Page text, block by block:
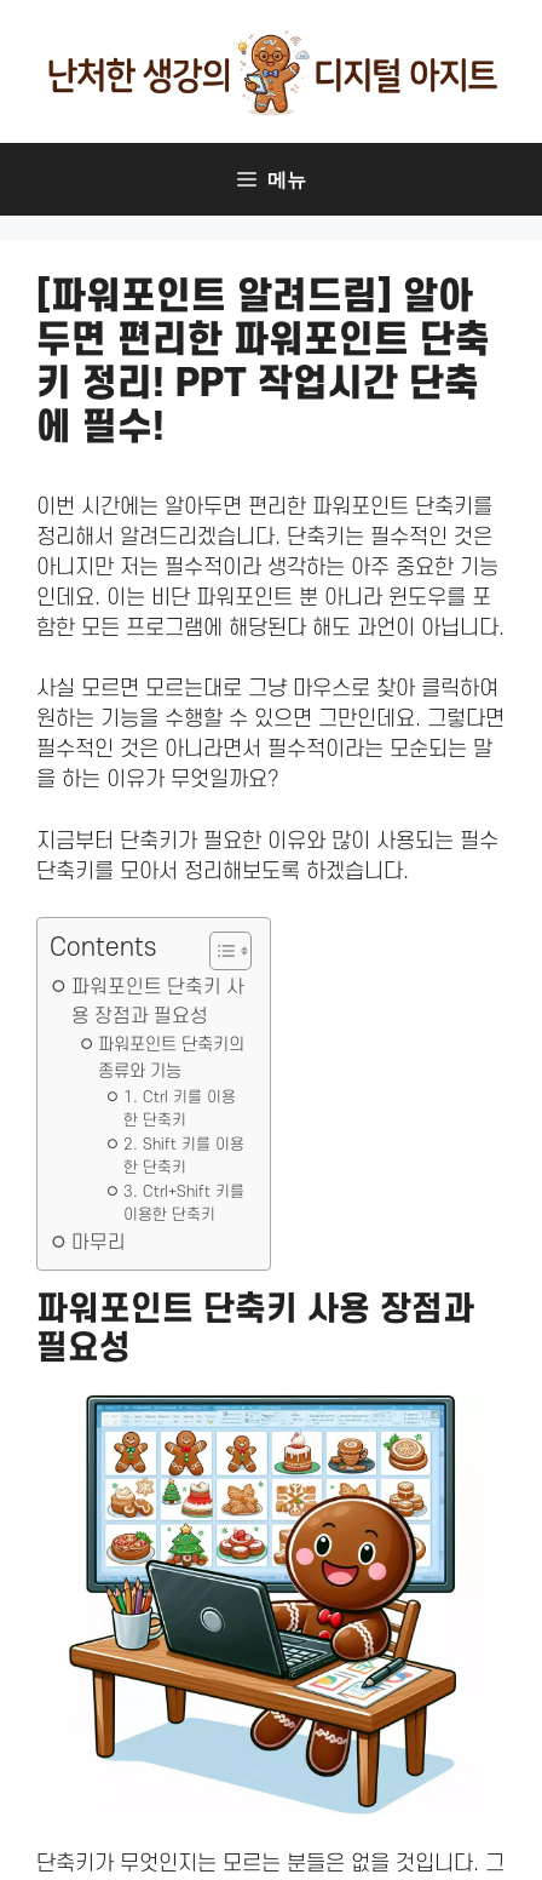
메뉴
[파워포인트 알려드림] 알아
두면 편리한 파워포인트 단축
키 정리! PPT 작업시간 단축
에 필수!
이번 시간에는 알아두면 편리한 파워포인트 단축키를
정리해서 알려드리겠습니다. 단축키는 필수적인 것은
아니지만 저는 필수적이라 생각하는 아주 중요한 기능
인데요. 이는 비단 파워포인트 뿐 아니라 윈도우를 포
함한 모든 프로그램에 해당된다 해도 과언이 아닙니다.
사실 모르면 모르는대로 그냥 마우스로 찾아 클릭하여
원하는 기능을 수행할 수 있으면 그만인데요. 그렇다면
필수적인 것은 아니라면서 필수적이라는 모순되는 말
을 하는 이유가 무엇일까요?
지금부터 단축키가 필요한 이유와 많이 사용되는 필수
단축키를 모아서 정리해보도록 하겠습니다.
Contents
파워포인트 단축키 사
용 장점과 필요성
파워포인트 단축키의
종류와 기능
1. Ctrl 키를 이용
한 단축키
2. Shift 키를 이용
한 단축키
3. Ctrl+Shift 키를
이용한 단축키
마무리
파워포인트 단축키 사용 장점과
필요성
단축키가 무엇인지는 모르는 분들은 없을 것입니다. 그